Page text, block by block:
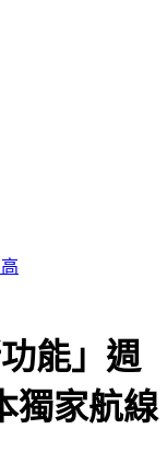
萬安簽名再嘲諷
能」週
獨家航線